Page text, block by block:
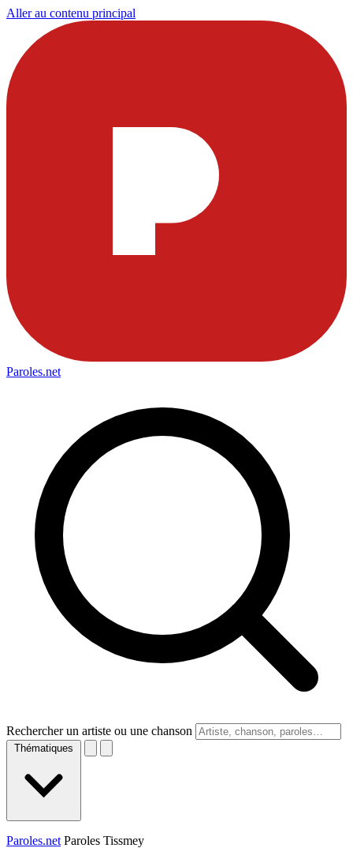
Aller au contenu principal
Paroles.net
Rechercher un artiste ou une chanson
Thématiques
Paroles.net Paroles Tissmey